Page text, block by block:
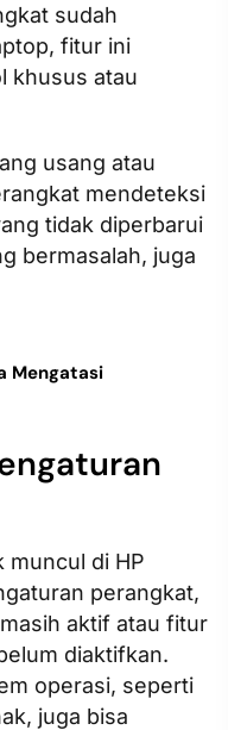
sudah
fitur ini
khusus atau
usang atau
mendeteksi
tidak diperbarui
bermasalah, juga
Mengatasi
muncul di HP​
perangkat,
aktif atau fitur
diaktifkan.
operasi, seperti
juga bisa